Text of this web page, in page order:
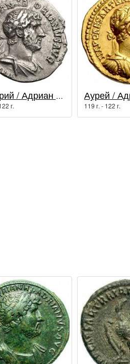
Денарий / Адриан (117 - 138 гг.)
г. 119 г. - 122 г.